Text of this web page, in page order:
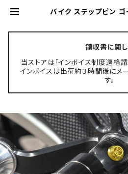
バイク ステップピン
| TECH-MASTER
領収書に関
当ストアは「インボイス制度適格
インボイスは出荷約３時間後にメ
す。